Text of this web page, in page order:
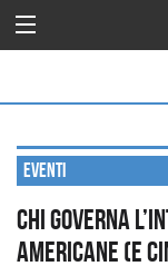
Eventi
Chi governa
americane (e